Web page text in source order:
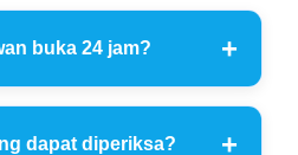
buka 24 jam?
dapat diperiksa?